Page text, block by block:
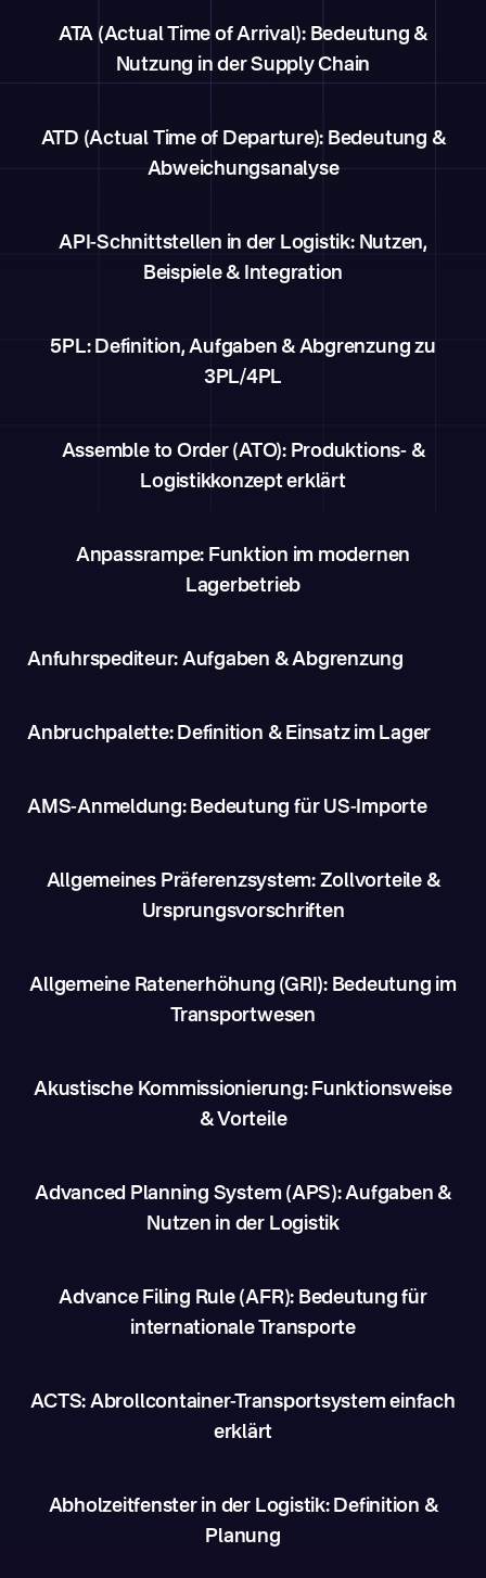
ATA (Actual Time of Arrival): Bedeutung &
Nutzung in der Supply Chain
ATD (Actual Time of Departure): Bedeutung &
Abweichungsanalyse
API-Schnittstellen in der Logistik: Nutzen,
Beispiele & Integration
5PL: Definition, Aufgaben & Abgrenzung zu
3PL/4PL
Assemble to Order (ATO): Produktions- &
Logistikkonzept erklärt
Anpassrampe: Funktion im modernen
Lagerbetrieb
Anfuhrspediteur: Aufgaben & Abgrenzung
Anbruchpalette: Definition & Einsatz im Lager
AMS-Anmeldung: Bedeutung für US-Importe
Allgemeines Präferenzsystem: Zollvorteile &
Ursprungsvorschriften
Allgemeine Ratenerhöhung (GRI): Bedeutung im
Transportwesen
Akustische Kommissionierung: Funktionsweise
& Vorteile
Advanced Planning System (APS): Aufgaben &
Nutzen in der Logistik
Advance Filing Rule (AFR): Bedeutung für
internationale Transporte
ACTS: Abrollcontainer-Transportsystem einfach
erklärt
Abholzeitfenster in der Logistik: Definition &
Planung